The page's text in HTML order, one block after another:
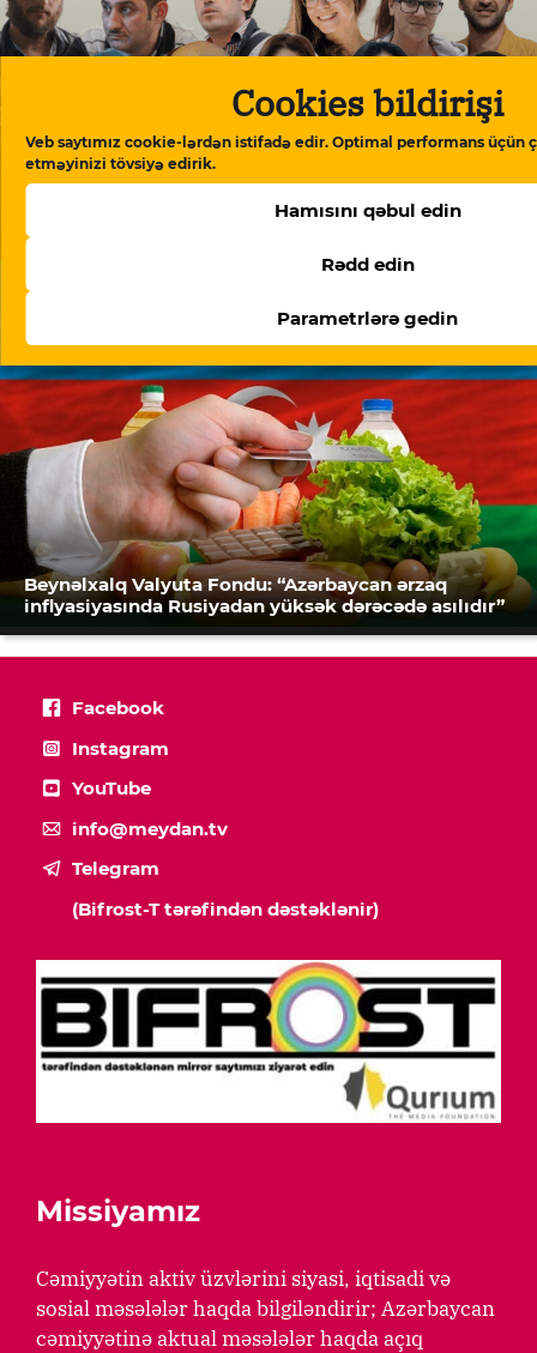
Cookies bildirişi
Veb saytımız cookie-lərdən istifadə edir. Optimal performans üçün
etməyinizi tövsiyə edirik.
Hamısını qəbul edin
Rədd edin
Parametrlərə gedin
“Meydan TV işi”: “Burada mühakimə olunan
Azərbaycan cəmiyyətinin vicdanıdır”
Beynəlxalq Valyuta Fondu: “Azərbaycan ərzaq
inflyasiyasında Rusiyadan yüksək dərəcədə asılıdır”
Facebook
Instagram
YouTube
info@meydan.tv
Telegram
(Bifrost-T tərəfindən dəstəklənir)
Missiyamız
Cəmiyyətin aktiv üzvlərini siyasi, iqtisadi və
sosial məsələlər haqda bilgiləndirir; Azərbaycan
cəmiyyətinə aktual məsələlər haqda açıq